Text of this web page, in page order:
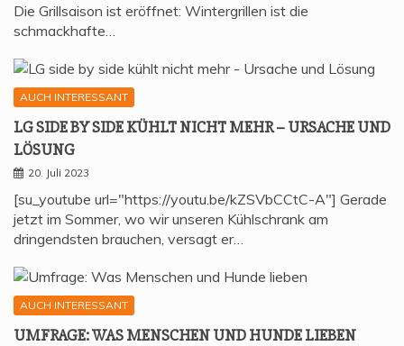
Die Grillsaison ist eröffnet: Wintergrillen ist die
schmackhafte…
AUCH INTERESSANT
LG SIDE BY SIDE KÜHLT NICHT MEHR – URSA­CHE UND
LÖSUNG
20. Juli 2023
[su_youtube url="https://youtu.be/kZSVbCCtC-A"] Gerade
jetzt im Sommer, wo wir unseren Kühlschrank am
dringendsten brauchen, versagt er…
AUCH INTERESSANT
UMFRA­GE: WAS MEN­SCHEN UND HUN­DE LIEBEN